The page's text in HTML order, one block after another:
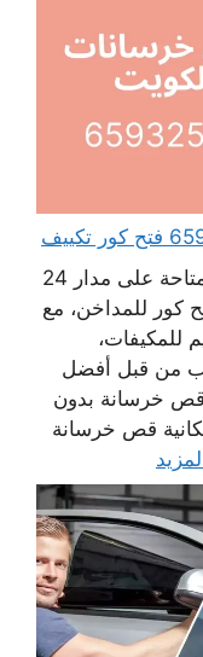
خدمات شركة قص خرسانة الكويت متاحة على مدار 24
كور للمداخن، مع
للمكيفات،
من قبل أفضل
قص خرسانة بدون
قص خرسانة